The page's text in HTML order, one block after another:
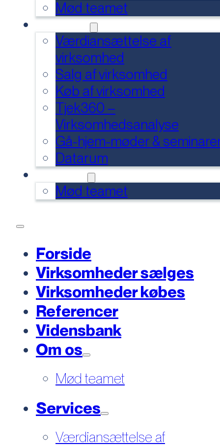
Mød teamet
Værdiansættelse af
virksomhed
Salg af virksomhed
Køb af virksomhed
Tjek360 –
Virksomhedsanalyse
Gå-hjem-møder &
Datarum
Mød teamet
Forside
Virksomheder sælges
Virksomheder købes
Referencer
Vidensbank
Om os
Mød teamet
Services
Værdiansættelse af